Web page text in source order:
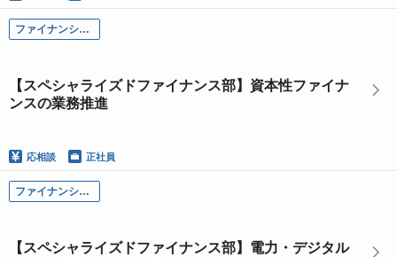
ファイナンシャル・ソリューション本部
【スペシャライズドファイナンス部】資本性ファイナ
ンスの業務推進
応相談 正社員
ファイナンシャル・ソリューション本部
【スペシャライズドファイナンス部】電力・デジタル